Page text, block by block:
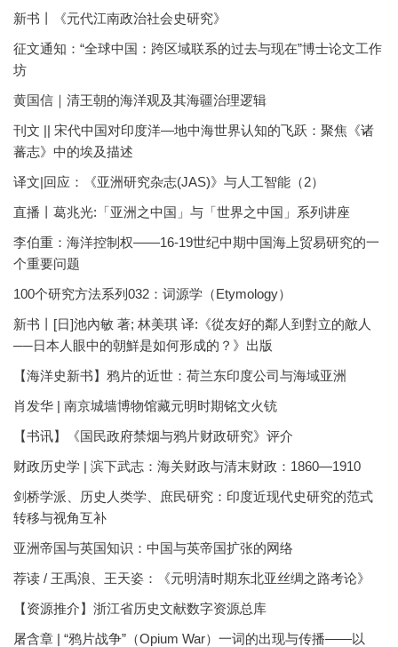
新书丨《元代江南政治社会史研究》
征文通知：“全球中国：跨区域联系的过去与现在”博士论文工作
坊
黄国信｜清王朝的海洋观及其海疆治理逻辑
刊文 || 宋代中国对印度洋—地中海世界认知的飞跃：聚焦《诸
蕃志》中的埃及描述
译文|回应：《亚洲研究杂志(JAS)》与人工智能（2）
直播丨葛兆光:「亚洲之中国」与「世界之中国」系列讲座
李伯重：海洋控制权——16-19世纪中期中国海上贸易研究的一
个重要问题
100个研究方法系列032：词源学（Etymology）
新书丨[日]池內敏 著; 林美琪 译:《從友好的鄰人到對立的敵人
──日本人眼中的朝鮮是如何形成的？》出版
【海洋史新书】鸦片的近世：荷兰东印度公司与海域亚洲
肖发华 | 南京城墙博物馆藏元明时期铭文火铳
【书讯】《国民政府禁烟与鸦片财政研究》评介
财政历史学 | 滨下武志：海关财政与清末财政：1860—1910
剑桥学派、历史人类学、庶民研究：印度近现代史研究的范式
转移与视角互补
亚洲帝国与英国知识：中国与英帝国扩张的网络
荐读 / 王禹浪、王天姿：《元明清时期东北亚丝绸之路考论》
【资源推介】浙江省历史文献数字资源总库
屠含章 | “鸦片战争”（Opium War）一词的出现与传播——以